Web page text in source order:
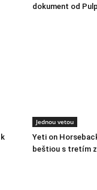
dokument od Pulp
Jednou vetou
Yeti on
beštiou s tretím